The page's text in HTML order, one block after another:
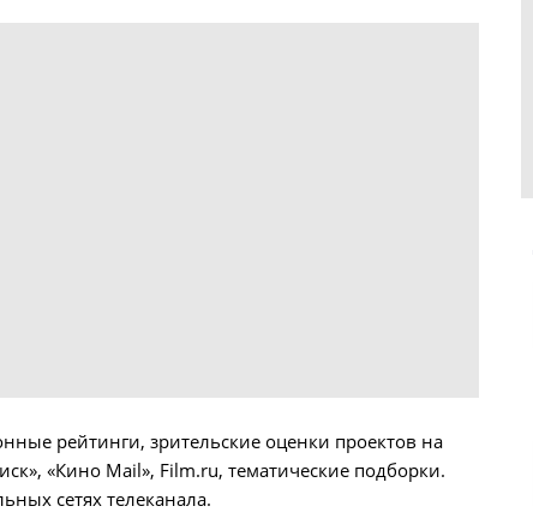
рейтинги, зрительские оценки проектов на
«Кино Mail», Film.ru, тематические подборки.
сетях телеканала.